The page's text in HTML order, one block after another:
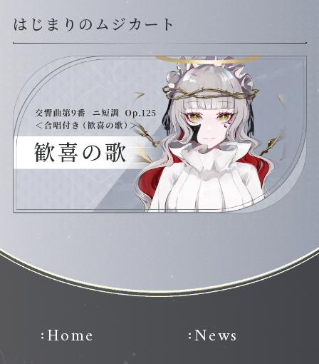
はじまりのムジカート
Home
News